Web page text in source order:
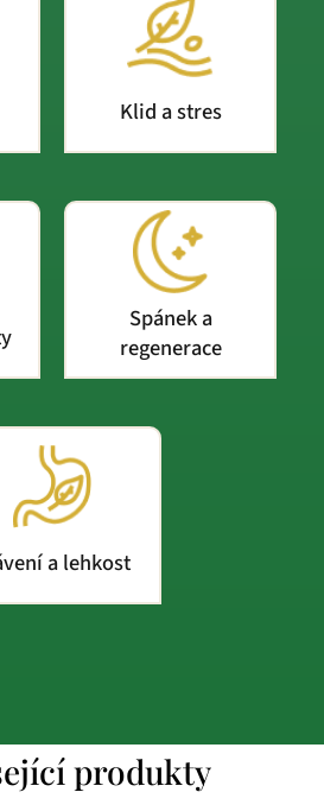
Klid a stres
Spánek a
regenerace
a lehkost
produkty